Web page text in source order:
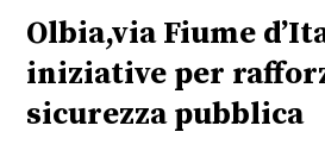
Olbia,via Fiume
iniziative per
sicurezza pubblica